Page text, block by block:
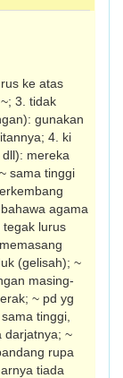
ke atas
3. tidak
gunakan
4. ki
mereka
sama tinggi
agama
tegak lurus
(gelisah); ~
masing-
~ pd yg
tinggi,
darjatnya; ~
rupa
tiada